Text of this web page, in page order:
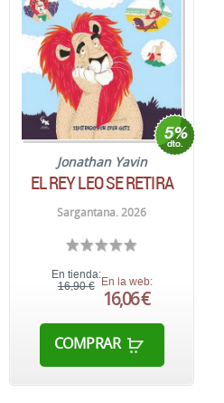
Jonathan Yavin
EL REY LEO SE RETIRA
Sargantana. 2026
En tienda:
16,90 € En la web:
16,06 €
COMPRAR